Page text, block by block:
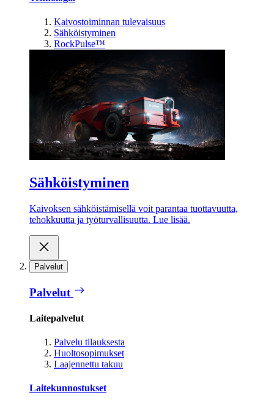
Kaivostoiminnan tulevaisuus
Sähköistyminen
RockPulse™
Sähköistyminen
Kaivoksen sähköistämisellä voit parantaa tuottavuutta,
tehokkuutta ja työturvallisuutta. Lue lisää.
Palvelut
Palvelut
Laitepalvelut
Palvelu tilauksesta
Huoltosopimukset
Laajennettu takuu
Laitekunnostukset